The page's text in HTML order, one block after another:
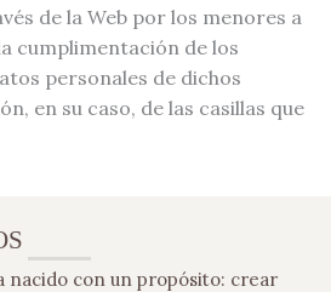
de la Web por los menores a
cumplimentación de los
personales de dichos
en su caso, de las casillas que
nacido con un propósito: crear